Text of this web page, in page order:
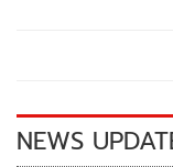
k k
NEWS